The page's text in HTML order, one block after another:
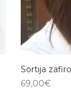
Sortija
69,00€